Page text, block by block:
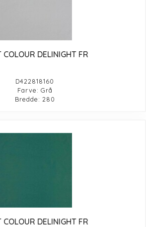
COLOUR DELINIGHT FR
D422818160
Farve: Grå
Bredde: 280
COLOUR DELINIGHT FR